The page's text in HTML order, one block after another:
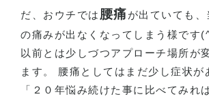
だ、おウチでは 腰痛が出ていても
の痛みが出なくなってしまう様です
以前とは少しづつアプローチ場所が
ます。 腰痛としてはまだ少し症状が
「２０年悩み続けた事に比べてみれ